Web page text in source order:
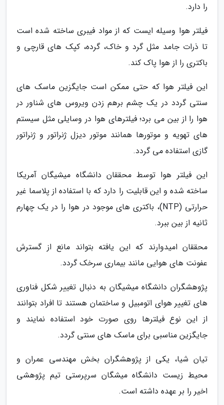
را دارد.
فیلتر هوا وسیله ایست که از مواد فیبری ساخته شده است
تا ذرات جامد مثل گرد و خاک، گرده، کپک های قارچی و
باکتری را از هوا پاک کند.
این فیلتر هوا که حتی ممکن است جایگزین ماسک های
سنتی گردد در یک چشم برهم زدن ویروس های شناور در
هوا را از بین می برد؛ فیلترهای هوا در وسایلی مثل سیستم
های تهویه و موتورها همانند موتور دیزل ژنراتور و ژنراتور
گازی استفاده می گردد.
این فیلتر هوا توسط محققان دانشگاه میشیگان آمریکا
ساخته شده و این قابلیت را دارد که با استفاده از پلاسما غیر
حرارتی (NTP)، باکتری های موجود در هوا را در یک چهارم
ثانیه از بین ببرد.
محققان امیدوارند که این یافته بتواند مانع از گسترش
عفونت های هوایی مانند بیماری سرخک گردد.
پژوهشگران دانشگاه میشیگان به دنبال تغییر شکل فناوری
های تغییر هوای اتومبیل و ساختمان هستند تا افراد بتوانند
از این نوع فیلترها روی صورت خود استفاده نمایند و
جایگزین مناسبی برای ماسک های سنتی گردد.
تیان شیا، یکی از پژوهشگران بخش مهندسی عمران و
محیط زیست دانشگاه میشگان سرپرستی تیم پژوهشی
اخیر را بر عهده داشته است.